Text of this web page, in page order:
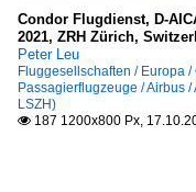
Condor Flugdienst, D-
2021, ZRH Zürich,
Peter Leu
Fluggesellschaften / Europa
Passagierflugzeuge / Airbus /
LSZH)
 187 1200x800 Px,